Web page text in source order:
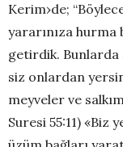
Kerim›de;
yararınıza hurma
getirdik. Bunlarda
siz onlardan
meyveler ve
Suresi 55:11) «Biz